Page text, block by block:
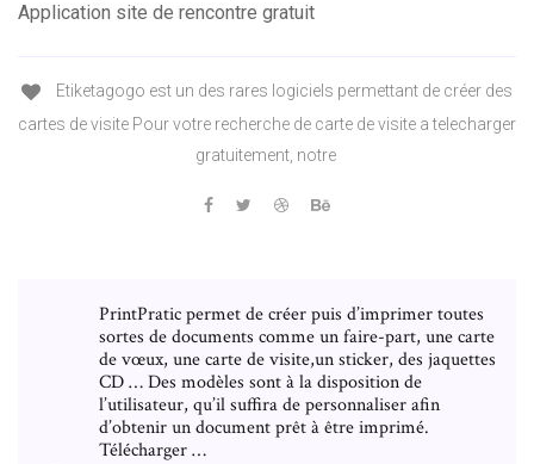
Application site de rencontre gratuit
Etiketagogo est un des rares logiciels permettant de créer des
cartes de visite Pour votre recherche de carte de visite a telecharger
gratuitement, notre
PrintPratic permet de créer puis d’imprimer toutes
sortes de documents comme un faire-part, une carte
de vœux, une carte de visite,un sticker, des jaquettes
CD … Des modèles sont à la disposition de
l’utilisateur, qu’il suffira de personnaliser afin
d’obtenir un document prêt à être imprimé.
Télécharger …